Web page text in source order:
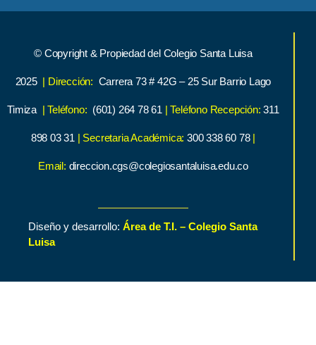
© Copyright & Propiedad del Colegio Santa Luisa
2025 | Dirección: Carrera 73 # 42G – 25 Sur Barrio Lago
Timiza | Teléfono: (601) 264 78 61 | Teléfono Recepción: 311
898 03 31 | Secretaria Académica:300 338 60 78 |
Email: direccion.cgs@colegiosantaluisa.edu.co
Diseño y desarrollo: Área de T.I. – Colegio Santa
Luisa